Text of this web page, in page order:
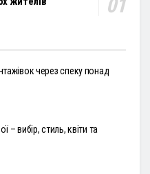
через спеку понад
– вибір, стиль, квіти та